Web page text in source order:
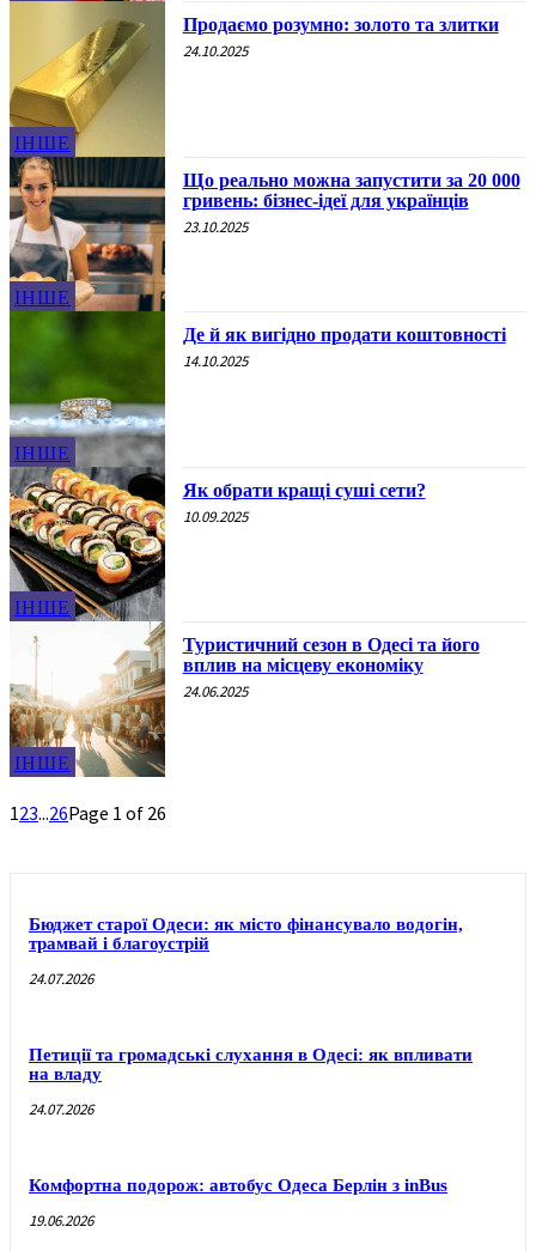
ІНШЕ
Продаємо розумно: золото та злитки
24.10.2025
ІНШЕ
Що реально можна запустити за 20 000
гривень: бізнес-ідеї для українців
23.10.2025
ІНШЕ
Де й як вигідно продати коштовності
14.10.2025
ІНШЕ
Як обрати кращі суші сети?
10.09.2025
ІНШЕ
Туристичний сезон в Одесі та його
вплив на місцеву економіку
24.06.2025
123...26Page 1 of 26
Бюджет старої Одеси: як місто фінансувало водогін,
трамвай і благоустрій
24.07.2026
Петиції та громадські слухання в Одесі: як впливати
на владу
24.07.2026
Комфортна подорож: автобус Одеса Берлін з inBus
19.06.2026